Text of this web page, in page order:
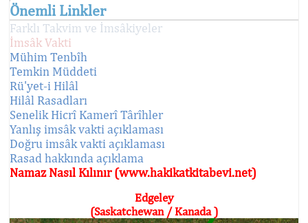
Önemli Linkler
Farklı Takvim ve İmsâkiyeler
İmsâk Vakti
Mühim Tenbîh
Temkin Müddeti
Rü'yet-i Hilâl
Hilâl Rasadları
Senelik Hicrî Kamerî Târîhler
Yanlış imsâk vakti açıklaması
Doğru imsâk vakti açıklaması
Rasad hakkında açıklama
Namaz Nasıl Kılınır (www.hakikatkitabevi.net)
Edgeley
(Saskatchewan / Kanada )